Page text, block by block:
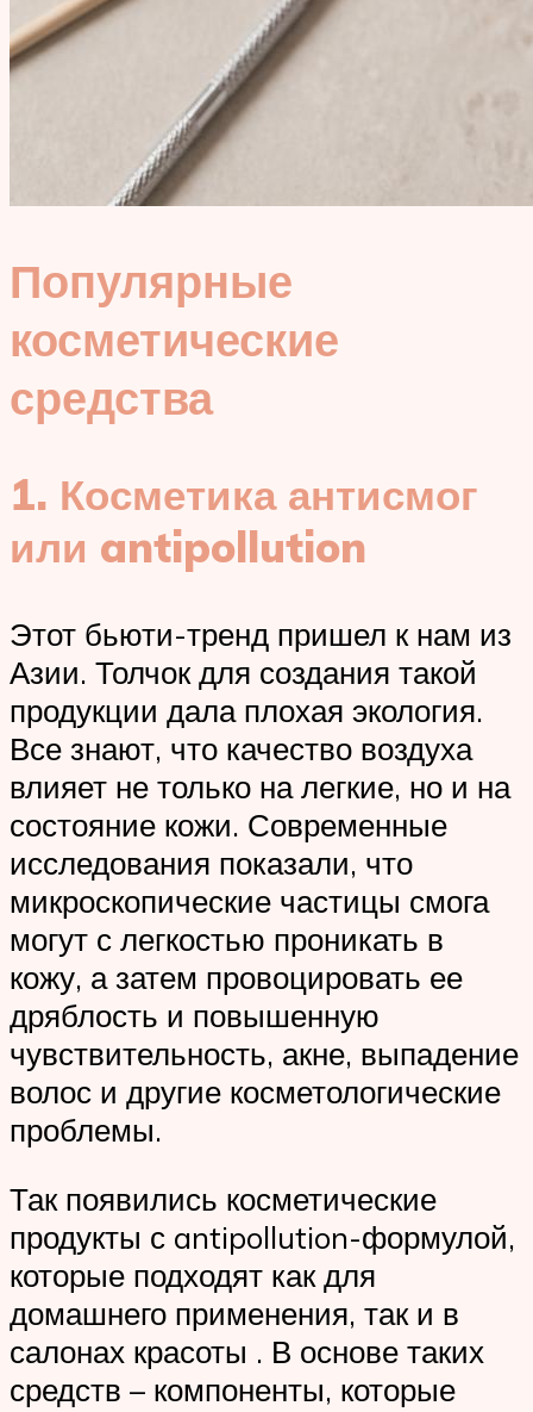
Популярные
косметические
средства
1. Косметика антисмог
или antipollution
Этот бьюти-тренд пришел к нам из
Азии. Толчок для создания такой
продукции дала плохая экология.
Все знают, что качество воздуха
влияет не только на легкие, но и на
состояние кожи. Современные
исследования показали, что
микроскопические частицы смога
могут с легкостью проникать в
кожу, а затем провоцировать ее
дряблость и повышенную
чувствительность, акне, выпадение
волос и другие косметологические
проблемы.
Так появились косметические
продукты с antipollution-формулой,
которые подходят как для
домашнего применения, так и в
салонах красоты . В основе таких
средств – компоненты, которые